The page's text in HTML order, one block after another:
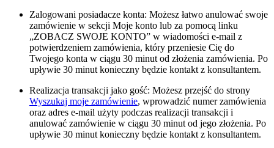
Zalogowani posiadacze konta: Możesz łatwo anulować swoje
zamówienie w sekcji Moje konto lub za pomocą linku
„ZOBACZ SWOJE KONTO” w wiadomości e-mail z
potwierdzeniem zamówienia, który przeniesie Cię do
Twojego konta w ciągu 30 minut od złożenia zamówienia. Po
upływie 30 minut konieczny będzie kontakt z konsultantem.
Realizacja transakcji jako gość: Możesz przejść do strony
Wyszukaj moje zamówienie, wprowadzić numer zamówienia
oraz adres e-mail użyty podczas realizacji transakcji i
anulować zamówienie w ciągu 30 minut od jego złożenia. Po
upływie 30 minut konieczny będzie kontakt z konsultantem.